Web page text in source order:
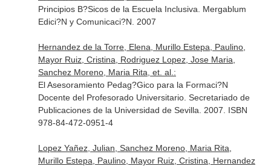
Principios B?Sicos de la Escuela Inclusiva. Mergablum
Edici?N y Comunicaci?N. 2007
Hernandez de la Torre, Elena, Murillo Estepa, Paulino,
Mayor Ruiz, Cristina, Rodriguez Lopez, Jose Maria,
Sanchez Moreno, Maria Rita, et. al.:
El Asesoramiento Pedag?Gico para la Formaci?N
Docente del Profesorado Universitario. Secretariado de
Publicaciones de la Universidad de Sevilla. 2007. ISBN
978-84-472-0951-4
Lopez Yañez, Julian, Sanchez Moreno, Maria Rita,
Murillo Estepa, Paulino, Mayor Ruiz, Cristina, Hernandez